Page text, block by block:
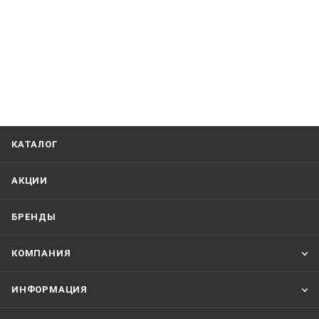
КАТАЛОГ
АКЦИИ
БРЕНДЫ
КОМПАНИЯ
ИНФОРМАЦИЯ